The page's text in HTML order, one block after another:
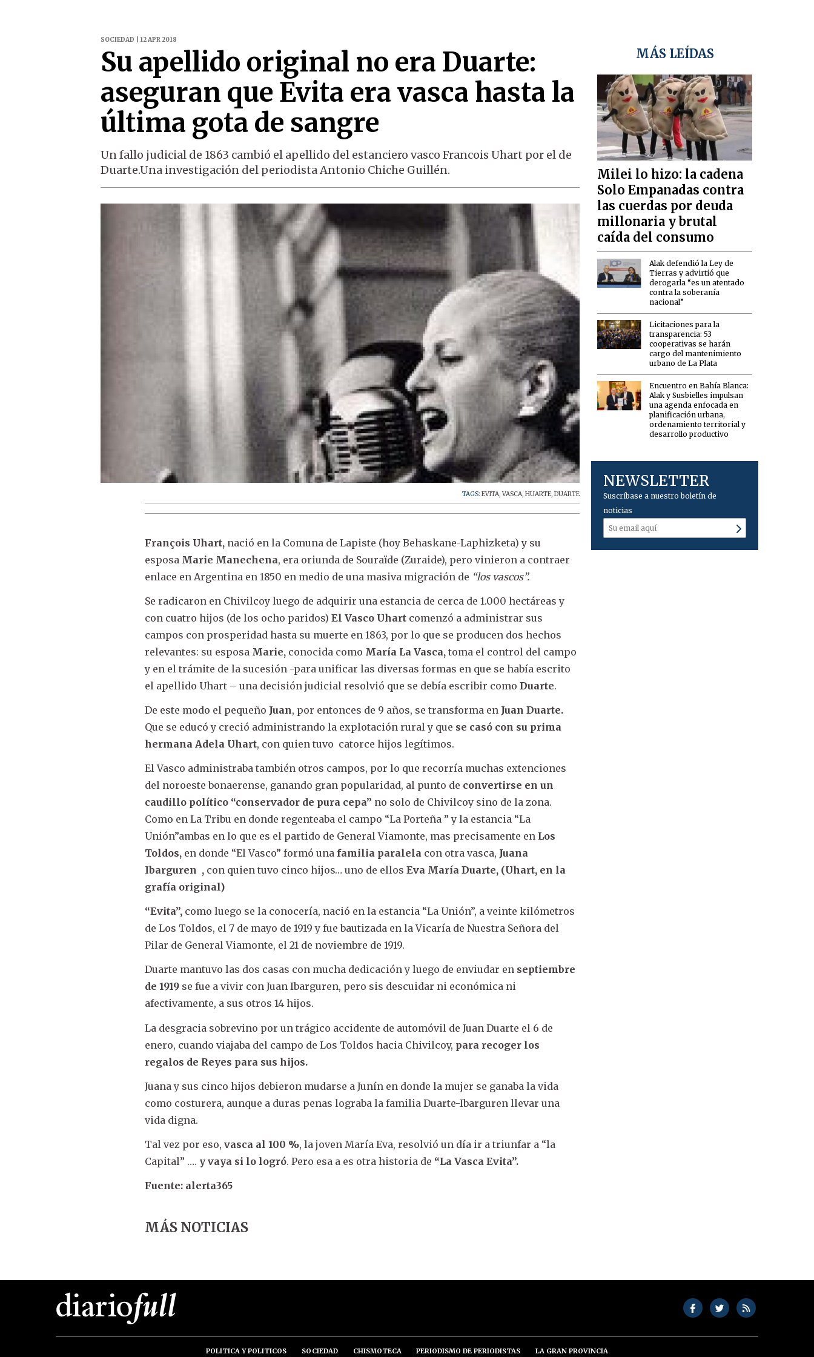
SOCIEDAD | 12 APR 2018
Su apellido original no era Duarte:
aseguran que Evita era vasca hasta la
última gota de sangre
Un fallo judicial de 1863 cambió el apellido del estanciero vasco Francois Uhart por el de
Duarte.Una investigación del periodista Antonio Chiche Guillén.
TAGS:EVITA,VASCA,HUARTE,DUARTE
François Uhart, nació en la Comuna de Lapiste (hoy Behaskane-Laphizketa) y su
esposa Marie Manechena, era oriunda de Souraïde (Zuraide), pero vinieron a contraer
enlace en Argentina en 1850 en medio de una masiva migración de “los vascos”.
Se radicaron en Chivilcoy luego de adquirir una estancia de cerca de 1.000 hectáreas y
con cuatro hijos (de los ocho paridos)El Vasco Uhart comenzó a administrar sus
campos con prosperidad hasta su muerte en 1863, por lo que se producen dos hechos
relevantes: su esposa Marie, conocida como María La Vasca, toma el control del campo
y en el trámite de la sucesión -para unificar las diversas formas en que se había escrito
el apellido Uhart – una decisión judicial resolvió que se debía escribir comoDuarte.
De este modo el pequeño Juan, por entonces de 9 años, se transforma en Juan Duarte.
Que se educó y creció administrando la explotación rural y que se casó con su prima
hermana Adela Uhart, con quien tuvo catorce hijos legítimos.
El Vasco administraba también otros campos, por lo que recorría muchas extenciones
del noroeste bonaerense, ganando gran popularidad, al punto de convertirse en un
caudillo político “conservador de pura cepa” no solo de Chivilcoy sino de la zona.
Como en La Tribu en donde regenteaba el campo “La Porteña ” y la estancia “La
Unión”ambas en lo que es el partido de General Viamonte, mas precisamente en Los
Toldos, en donde “El Vasco” formó una familia paralela con otra vasca, Juana
Ibarguren , con quien tuvo cinco hijos… uno de ellos Eva María Duarte, (Uhart, en la
grafía original)
“Evita”, como luego se la conocería, nació en la estancia “La Unión”, a veinte kilómetros
de Los Toldos, el 7 de mayo de 1919 y fue bautizada en la Vicaría de Nuestra Señora del
Pilar de General Viamonte, el 21 de noviembre de 1919.
Duarte mantuvo las dos casas con mucha dedicación y luego de enviudar en septiembre
de 1919 se fue a vivir con Juan Ibarguren, pero sis descuidar ni económica ni
afectivamente, a sus otros 14 hijos.
La desgracia sobrevino por un trágico accidente de automóvil de Juan Duarte el 6 de
enero, cuando viajaba del campo de Los Toldos hacia Chivilcoy, para recoger los
regalos de Reyes para sus hijos.
Juana y sus cinco hijos debieron mudarse a Junín en donde la mujer se ganaba la vida
como costurera, aunque a duras penas lograba la familia Duarte-Ibarguren llevar una
vida digna.
Tal vez por eso, vasca al 100 %, la joven María Eva, resolvió un día ir a triunfar a “la
Capital” …. y vaya si lo logró. Pero esa a es otra historia de “La Vasca Evita”.
Fuente: alerta365
MÁS NOTICIAS
MÁS LEÍDAS
Milei lo hizo: la cadena
Solo Empanadas contra
las cuerdas por deuda
millonaria y brutal
caída del consumo
Alak defendió la Ley de
Tierras y advirtió que
derogarla “es un atentado
contra la soberanía
nacional”
Licitaciones para la
transparencia: 53
cooperativas se harán
cargo del mantenimiento
urbano de La Plata
Encuentro en Bahía Blanca:
Alak y Susbielles impulsan
una agenda enfocada en
planificación urbana,
ordenamiento territorial y
desarrollo productivo
NEWSLETTER
Suscríbase a nuestro boletín de
noticias
POLITICA Y POLITICOS SOCIEDAD CHISMOTECA PERIODISMO DE PERIODISTAS LA GRAN PROVINCIA